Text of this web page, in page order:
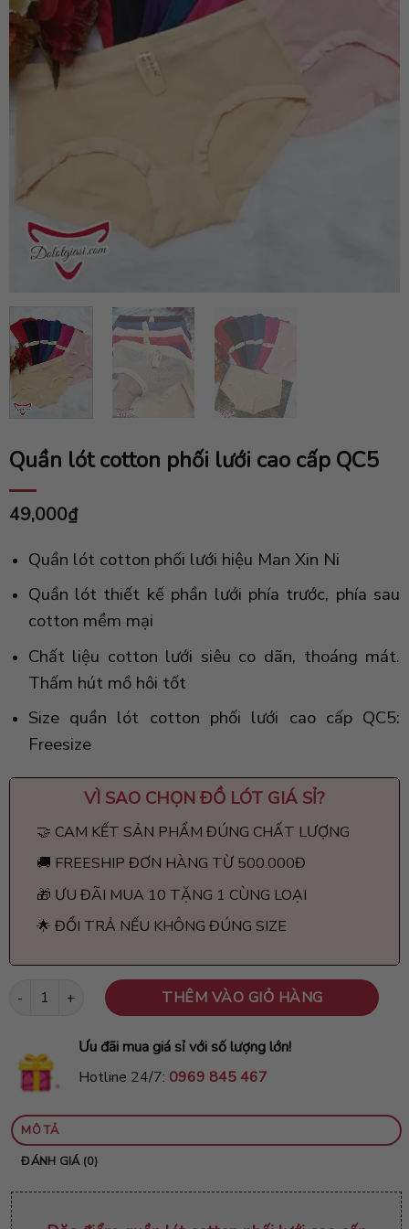
Quần lót cotton phối lưới cao cấp QC5
49,000₫
Quần lót cotton phối lưới hiệu Man Xin Ni
Quần lót thiết kế phần lưới phía trước, phía sau
cotton mềm mại
Chất liệu cotton lưới siêu co dãn, thoáng mát.
Thấm hút mồ hôi tốt
Size quần lót cotton phối lưới cao cấp QC5:
Freesize
VÌ SAO CHỌN ĐỒ LÓT GIÁ SỈ?
🤝 CAM KẾT SẢN PHẨM ĐÚNG CHẤT LƯỢNG
🚚 FREESHIP ĐƠN HÀNG TỪ 500.000Đ
🎁 ƯU ĐÃI MUA 10 TẶNG 1 CÙNG LOẠI
🌟 ĐỔI TRẢ NẾU KHÔNG ĐÚNG SIZE
Quần lót cotton phối lưới cao cấp QC5 số lượng
THÊM VÀO GIỎ HÀNG
Ưu đãi mua giá sỉ với số lượng lớn!
Hotline 24/7: 0969 845 467
MÔ TẢ
ĐÁNH GIÁ (0)